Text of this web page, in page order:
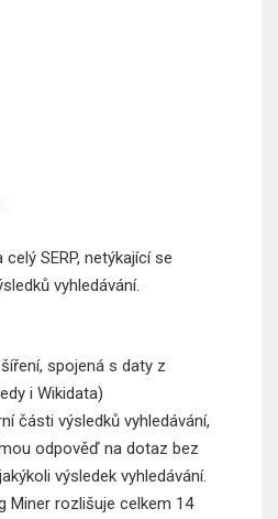
SERP, netýkající se
vyhledávání.
spojená s daty z
i Wikidata)
části výsledků vyhledávání,
odpověď na dotaz bez
výsledek vyhledávání.
Miner rozlišuje celkem 14